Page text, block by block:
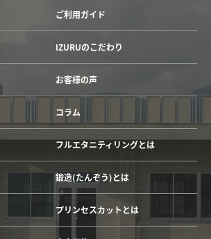
ご利用ガイド
IZURUのこだわり
お客様の声
コラム
フルエタニティリングとは
鍛造(たんぞう)とは
プリンセスカットとは